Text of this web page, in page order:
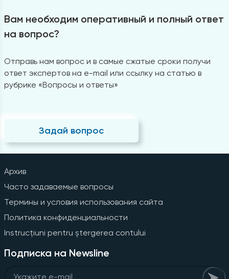
Вам необходим оперативный и полный ответ
на вопрос?
Отправь нам вопрос и в самые сжатые сроки получи
ответ экспертов на e-mail или ссылку на статью в
рубрике «Вопросы и ответы»
Задай вопрос
Архив
Часто задаваемые вопросы
Термины и условия использования сайта
Политика конфиденциальности
Instrucțiuni pentru ștergerea contului
Подписка на Newsline